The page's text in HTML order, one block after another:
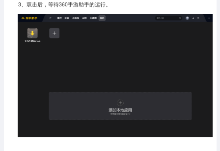
3、双击后，等待360手游助手的运行。